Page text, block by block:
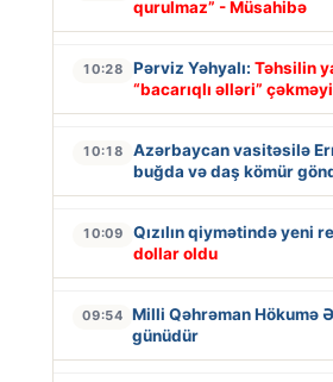
qurulmaz” - Müsahibə
10:28 Pərviz Yəhyalı: Təhsilin
“bacarıqlı əlləri”
10:18
Azərbaycan vasitəsilə
buğda və daş kömür
10:09 Qızılın qiymətində yeni
dollar oldu
09:54 Milli Qəhrəman Hökumə
günüdür